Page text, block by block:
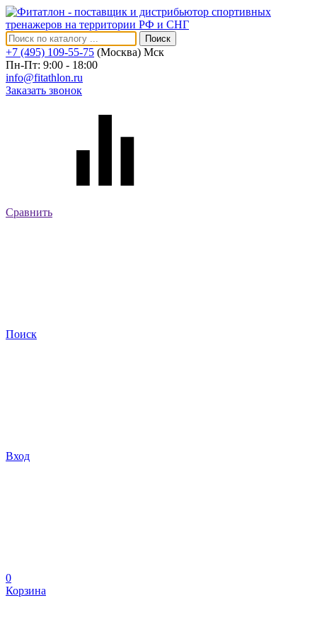
Поиск
+7 (495) 109-55-75 (Москва) Мск
Пн-Пт: 9:00 - 18:00
info@fitathlon.ru
Заказать звонок
Сравнить
Поиск
Вход
0
Корзина